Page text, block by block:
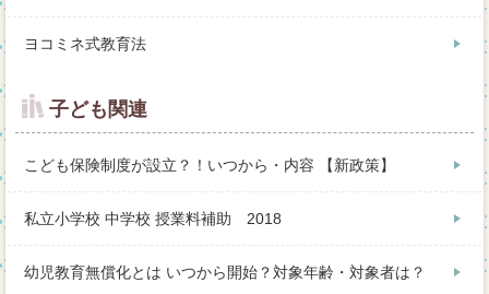
ヨコミネ式教育法
子ども関連
こども保険制度が設立？！いつから・内容 【新政策】
私立小学校 中学校 授業料補助 2018
幼児教育無償化とは いつから開始？対象年齢・対象者は？